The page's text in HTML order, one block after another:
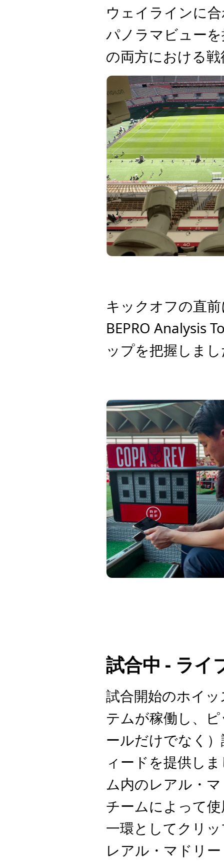
ウェイラインに
パノラマビュー
の両方における
キックオフの直
BEPRO Analysis
ップを把握しま
試合中 - ライ
試合開始のホイ
テムが稼働し、
ールだけでなく
ィードを提供し
ム内のレアル・
チームによって
一環としてクリ
レアル・マドリ